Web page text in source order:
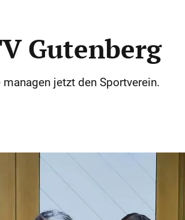
Gutenberg
jetzt den Sportverein.